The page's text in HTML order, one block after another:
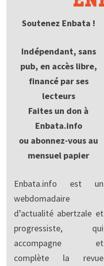
Soutenez Enbata !
Indépendant, sans
pub, en accès libre,
financé par ses
lecteurs
Faites un don à
Enbata.info
ou abonnez-vous au
mensuel papier
Enbata.info est un
webdomadaire
d’actualité abertzale et
progressiste, qui
accompagne et
complète la revue